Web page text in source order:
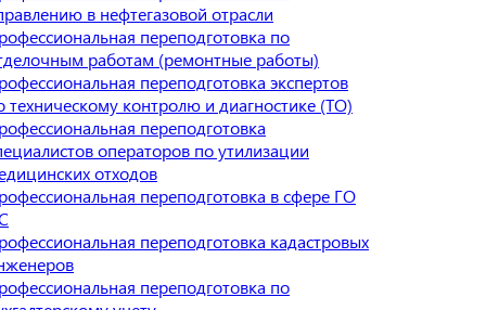
в нефтегазовой отрасли
переподготовка по
работам (ремонтные работы)
переподготовка экспертов
техническому контролю и диагностике (ТО)
переподготовка
операторов по утилизации
отходов
переподготовка в сфере ГО
переподготовка кадастровых
переподготовка по